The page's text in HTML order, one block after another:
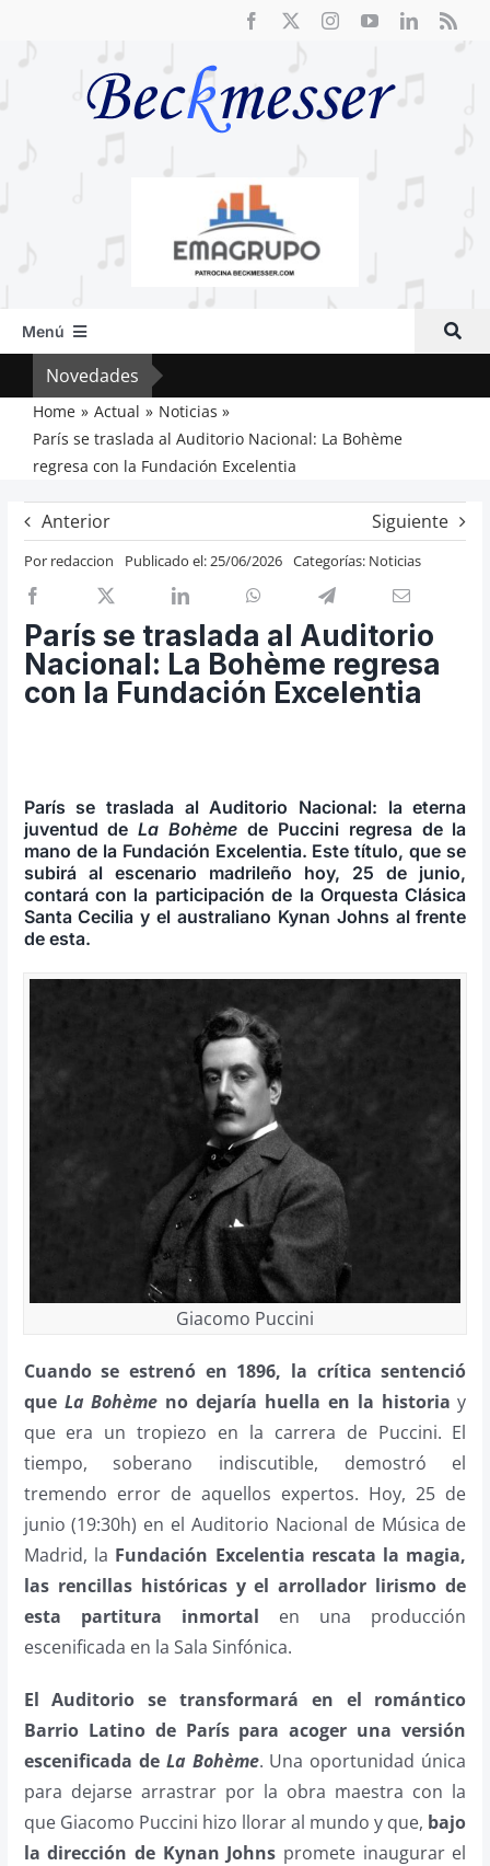
Menú
Inicio
Actual
Artículos
Crítica
Previos de ópera
Entrevistas
Recomendación
Cosas de Beckmesser
Nosotros y privacidad
Buscar:
Novedades
Home Actual
Noticias
París se traslada al Auditorio Nacional: La Bohème
regresa con la Fundación Excelentia
Anterior Siguiente
Por redaccion Publicado el: 25/06/2026 Categorías: Noticias
París se traslada al Auditorio
Nacional: La Bohème regresa
con la Fundación Excelentia
París se traslada al Auditorio Nacional: la eterna
juventud deLa Bohème de Puccini regresa de la
mano de la Fundación Excelentia. Este título, que se
subirá al escenario madrileño hoy, 25 de junio,
contará con la participación de la Orquesta Clásica
Santa Cecilia y el australiano Kynan Johns al frente
de esta.
Giacomo Puccini
Cuando se estrenó en 1896, la crítica sentenció
que La Bohème no dejaría huella en la historia y
que era un tropiezo en la carrera de Puccini. El
tiempo, soberano indiscutible, demostró el
tremendo error de aquellos expertos. Hoy, 25 de
junio (19:30h) en el Auditorio Nacional de Música de
Madrid, la Fundación Excelentia rescata la magia,
las rencillas históricas y el arrollador lirismo de
esta partitura inmortal en una producción
escenificada en la Sala Sinfónica.
El Auditorio se transformará en el romántico
Barrio Latino de París para acoger una versión
escenificada de La Bohème. Una oportunidad única
para dejarse arrastrar por la obra maestra con la
que Giacomo Puccini hizo llorar al mundo y que, bajo
la dirección de Kynan Johns promete inaugurar el